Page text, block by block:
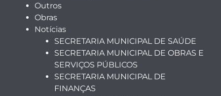
Outros
Obras
Notícias
SECRETARIA MUNICIPAL DE SAÚDE
SECRETARIA MUNICIPAL DE OBRAS E
SERVIÇOS PÚBLICOS
SECRETARIA MUNICIPAL DE
FINANÇAS